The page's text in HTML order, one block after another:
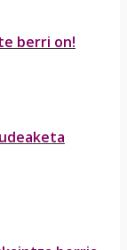
berri on!